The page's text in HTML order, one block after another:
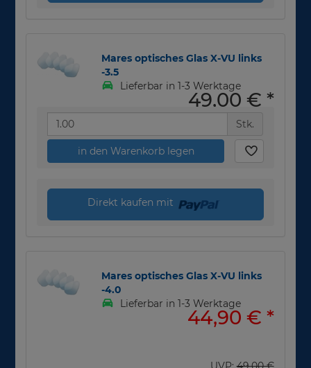
Mares optisches Glas X-VU links
-3.5
Lieferbar in 1-3 Werktage
49,00 € *
Stk.
in den Warenkorb legen
Direkt kaufen mit
Mares optisches Glas X-VU links
-4.0
Lieferbar in 1-3 Werktage
44,90 € *